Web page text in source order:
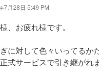
7月28日 5:49 PM
、お疲れ様です。
に対して色々いってるか
式サービスで引き継がれ